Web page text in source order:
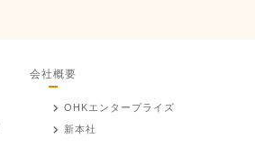
会社概要
OHKエンタープライズ
新本社